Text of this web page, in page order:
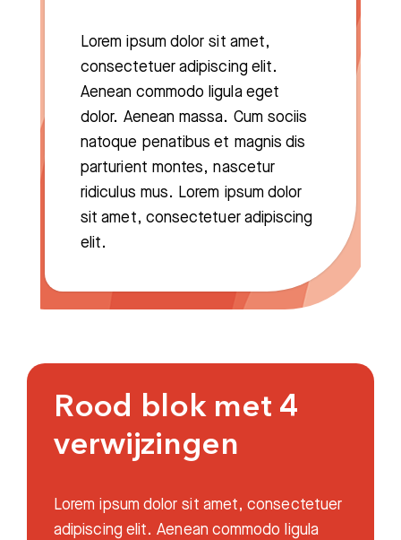
Lorem ipsum dolor sit amet,
consectetuer adipiscing elit.
Aenean commodo ligula eget
dolor. Aenean massa. Cum sociis
natoque penatibus et magnis dis
parturient montes, nascetur
ridiculus mus. Lorem ipsum dolor
sit amet, consectetuer adipiscing
elit.
Rood blok met 4
verwijzingen
Lorem ipsum dolor sit amet, consectetuer
adipiscing elit. Aenean commodo ligula